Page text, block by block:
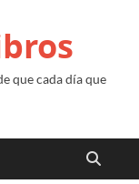
que cada día que